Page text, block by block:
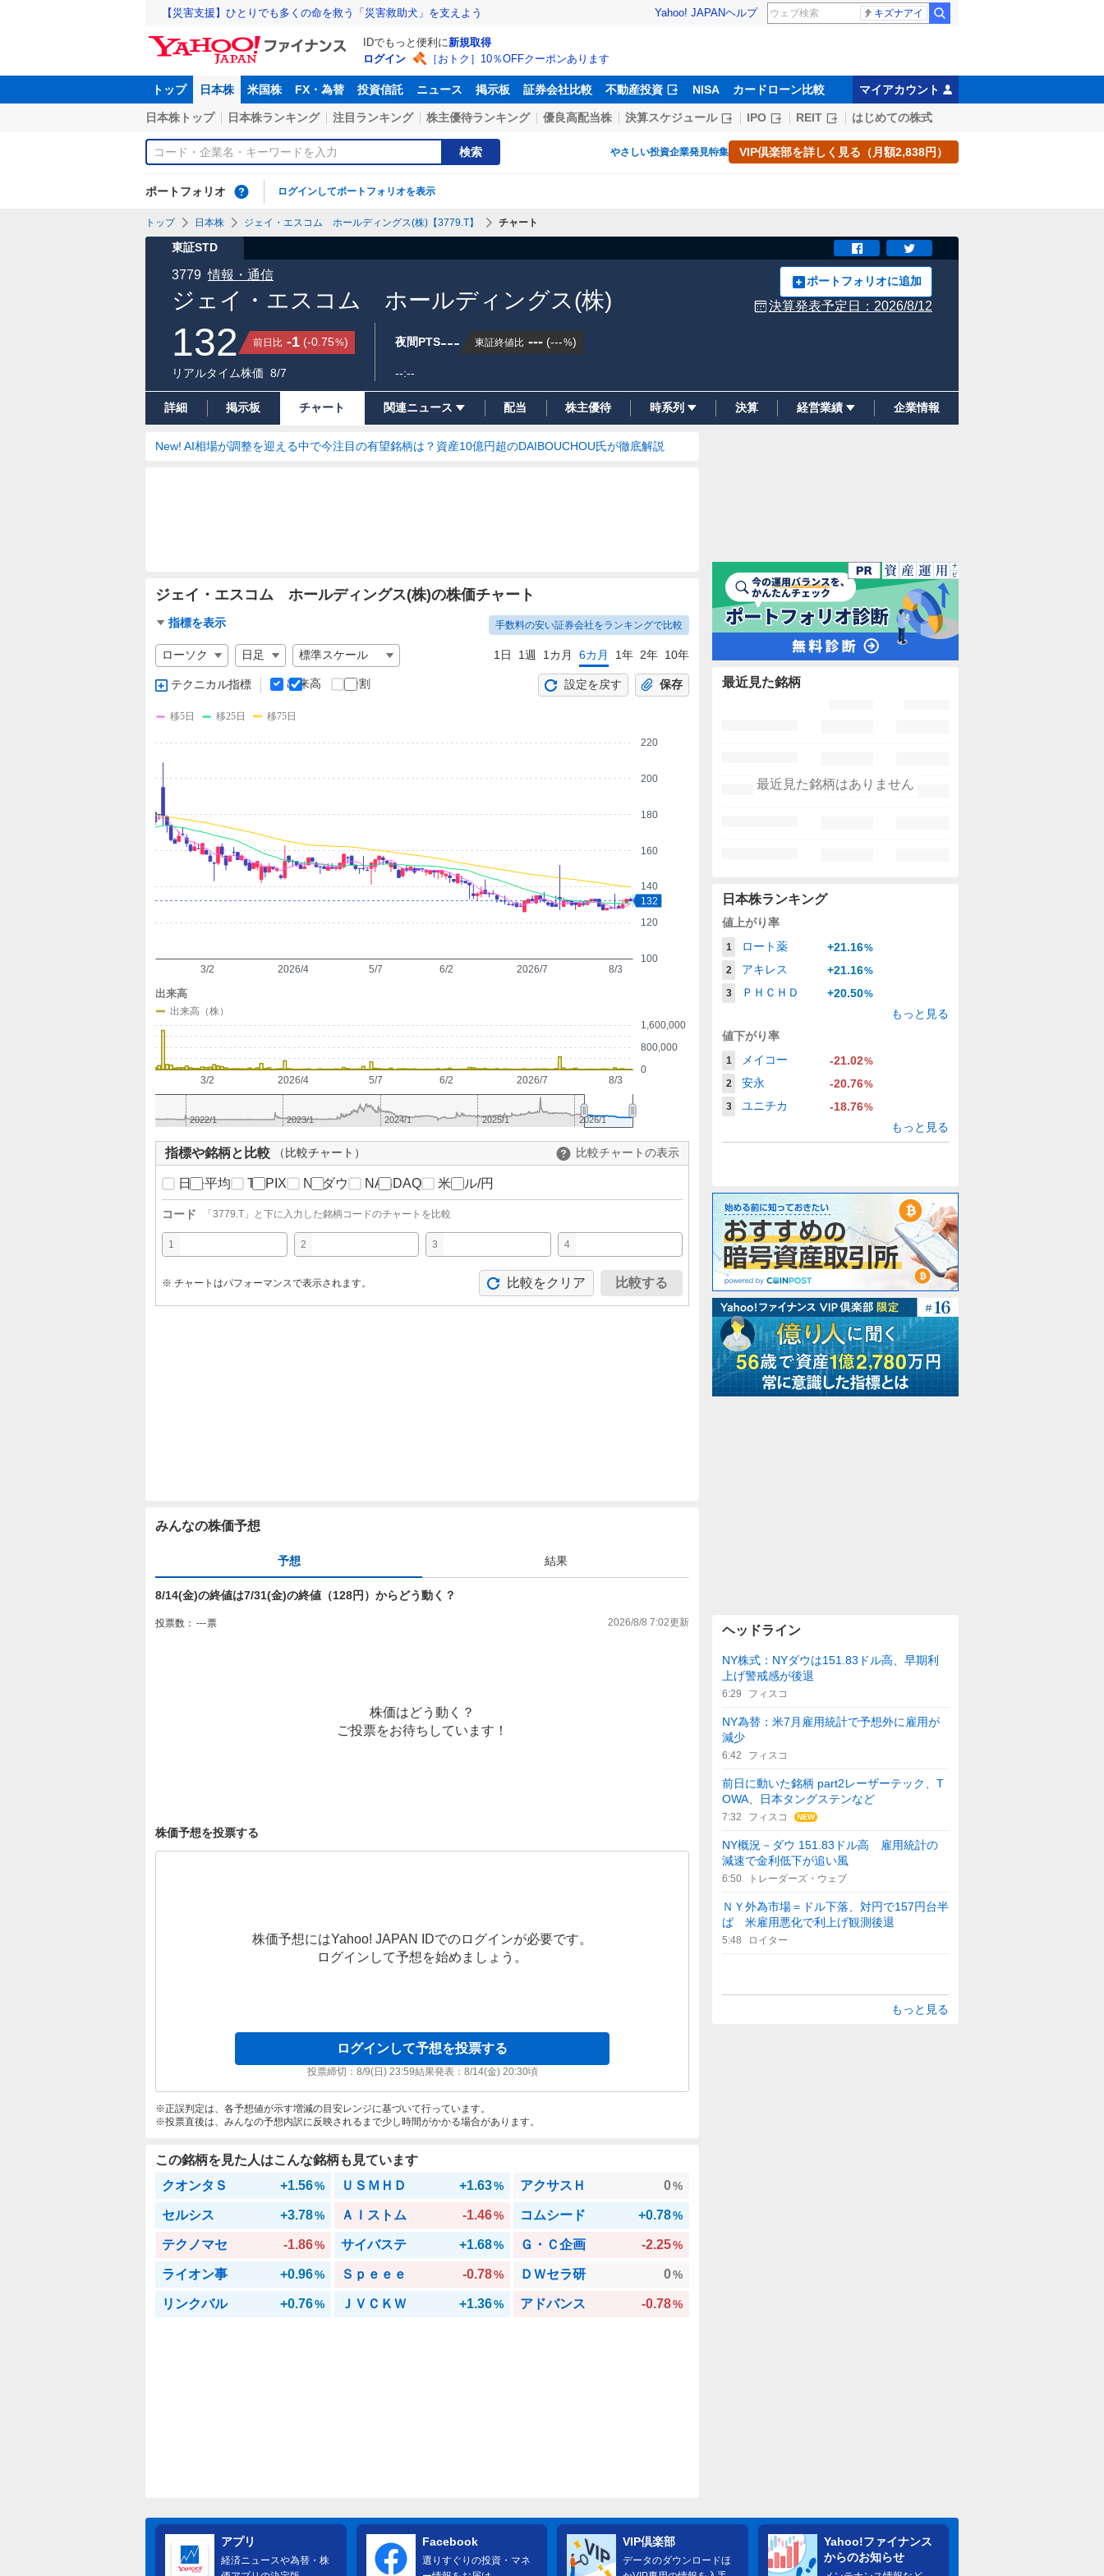
【災害支援】ひとりでも多くの命を救う「災害救助犬」を支えよう Yahoo! JAPANヘルプ キズナアイ
IDでもっと便利に新規取得
ログイン
［おトク］10％OFFクーポンあります
トップ 日本株 米国株 FX・為替 投資信託 ニュース 掲示板 証券会社比較 不動産投資 NISA カードローン比較 マイアカウント
日本株トップ 日本株ランキング 注目ランキング 株主優待ランキング 優良高配当株 決算スケジュール IPO REIT はじめての株式
検索 やさしい投資企業発見特集 VIP倶楽部を詳しく見る（月額2,838円）
ポートフォリオ ログインしてポートフォリオを表示
トップ 日本株 ジェイ・エスコム ホールディングス(株)【3779.T】 チャート
東証STD
ジェイ・エスコム ホールディングス(株)
3779 情報・通信 ポートフォリオに追加
決算発表予定日： 2026/8/12
132 前日比 -1 (-0.75%)
リアルタイム株価 8/7
夜間PTS--- 東証終値比 --- (---%)
--:--
詳細 掲示板 チャート 関連ニュース 配当 株主優待 時系列 決算 経営業績 企業情報
New! AI相場が調整を迎える中で今注目の有望銘柄は？資産10億円超のDAIBOUCHOU氏が徹底解説
ジェイ・エスコム ホールディングス(株)の株価チャート
チ
ャ
ー
ト
指
標
手数料の安い証券会社をランキングで比較
指標を表示
チ
ャ
ー
の
定
1日 1週 1カ月 6カ月 1年 2年 10年
テクニカル指標 出来高 分割 設定を戻す 保存
100
120
140
160
180
200
220
2026/4 2026/7
3/2 5/7 6/2 8/3
132
移5日 移25日 移75日
0
800,000
1,600,000
2026/4 2026/7
3/2 5/7 6/2 8/3
出来高
出来高（株）
2023/1 2025/1
2022/1 2024/1 2026/1
指標や銘柄と比較 （比較チャート） 比較チャートの表示
日経平均 TOPIX NYダウ NASDAQ 米ドル/円
コード 「 3779.T 」と下に入力した銘柄コードのチャートを比較
1 2 3 4
※ チャートはパフォーマンスで表示されます。 比較をクリア 比較する
みんなの株価予想
予想 結果
8/14(金)の終値は7/31(金)の終値（128円）からどう動く？
投票数： ---票 2026/8/8 7:02更新
株価はどう動く？
ご投票をお待ちしています！
株価予想を投票する
株価予想にはYahoo! JAPAN IDでのログインが必要です。
ログインして予想を始めましょう。
ログインして予想を投票する
投票締切： 8/9(日) 23:59結果発表： 8/14(金) 20:30頃
正誤判定は、各予想値が示す増減の目安レンジに基づいて行っています。
投票直後は、みんなの予想内訳に反映されるまで少し時間がかかる場合があります。
この銘柄を見た人はこんな銘柄も見ています
クオンタＳ
+1.56% ＵＳＭＨＤ +1.63% アクサスＨ 0%
セルシス +3.78% ＡＩストム -1.46% コムシード +0.78%
テクノマセ -1.86% サイバステ +1.68% Ｇ・Ｃ企画 -2.25%
ライオン事 +0.96% Ｓｐｅｅｅ -0.78% ＤＷセラ研 0%
リンクバル +0.76% ＪＶＣＫＷ +1.36% アドバンス -0.78%
最近見た銘柄
最近見た銘柄はありません
日本株ランキング
値上がり率
1 ロート薬 +21.16%
2
アキレス +21.16%
3
ＰＨＣＨＤ +20.50%
もっと見る
値下がり率
1 メイコー -21.02%
2
安永 -20.76%
3
ユニチカ -18.76%
もっと見る
ヘッドライン
NY株式：NYダウは151.83ドル高、早期利
上げ警戒感が後退
6:29 フィスコ
NY為替：米7月雇用統計で予想外に雇用が
減少
6:42 フィスコ
前日に動いた銘柄 part2レーザーテック、T
OWA、日本タングステンなど
7:32 フィスコ
NY概況－ダウ 151.83ドル高 雇用統計の
減速で金利低下が追い風
6:50 トレーダーズ・ウェブ
ＮＹ外為市場＝ドル下落、対円で157円台半
ば 米雇用悪化で利上げ観測後退
5:48 ロイター
もっと見る
アプリ
経済ニュースや為替・株
Facebook
選りすぐりの投資・マネ
VIP倶楽部
データのダウンロードほ
Yahoo!ファイナンス
からのお知らせ